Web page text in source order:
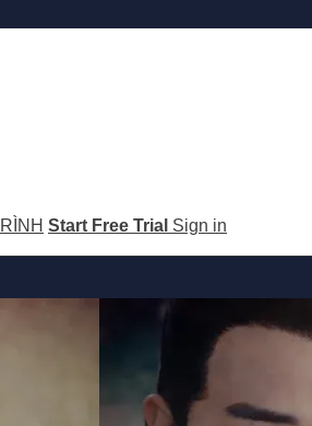
Start Free Trial Sign in